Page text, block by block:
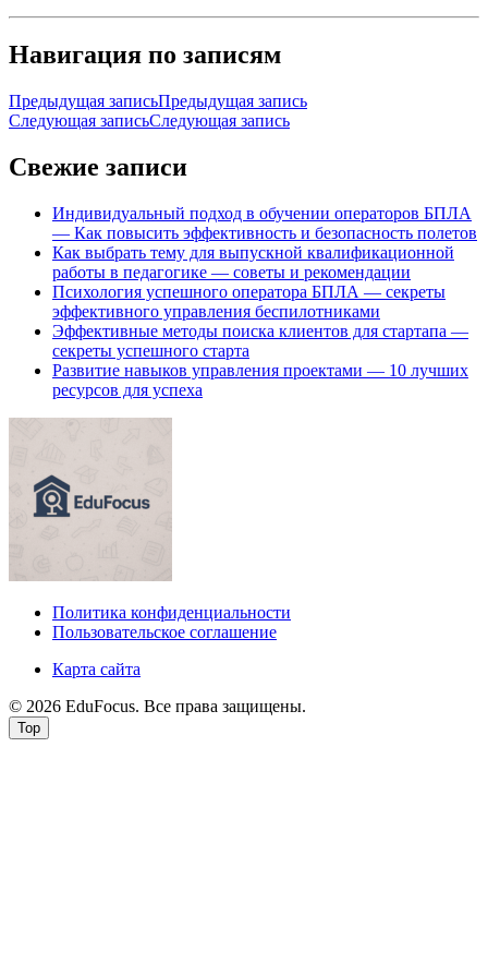
Навигация по записям
Предыдущая записьПредыдущая запись
Следующая записьСледующая запись
Свежие записи
Индивидуальный подход в обучении операторов БПЛА
— Как повысить эффективность и безопасность полетов
Как выбрать тему для выпускной квалификационной
работы в педагогике — советы и рекомендации
Психология успешного оператора БПЛА — секреты
эффективного управления беспилотниками
Эффективные методы поиска клиентов для стартапа —
секреты успешного старта
Развитие навыков управления проектами — 10 лучших
ресурсов для успеха
Политика конфиденциальности
Пользовательское соглашение
Карта сайта
© 2026 EduFocus. Все права защищены.
Top